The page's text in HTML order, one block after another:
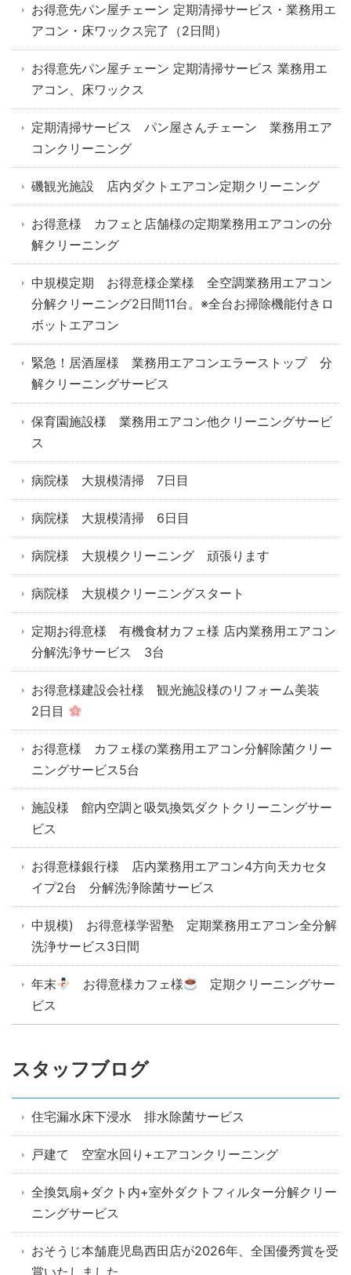
お得意先パン屋チェーン 定期清掃サービス・業務用エ
アコン・床ワックス完了（2日間）
お得意先パン屋チェーン 定期清掃サービス 業務用エ
アコン、床ワックス
定期清掃サービス パン屋さんチェーン 業務用エア
コンクリーニング
磯観光施設 店内ダクトエアコン定期クリーニング
お得意様 カフェと店舗様の定期業務用エアコンの分
解クリーニング
中規模定期 お得意様企業様 全空調業務用エアコン
分解クリーニング2日間11台。※全台お掃除機能付きロ
ボットエアコン
緊急！居酒屋様 業務用エアコンエラーストップ 分
解クリーニングサービス
保育園施設様 業務用エアコン他クリーニングサービ
ス
病院様 大規模清掃 7日目
病院様 大規模清掃 6日目
病院様 大規模クリーニング 頑張ります
病院様 大規模クリーニングスタート
定期お得意様 有機食材カフェ様 店内業務用エアコン
分解洗浄サービス 3台
お得意様建設会社様 観光施設様のリフォーム美装
2日目
お得意様 カフェ様の業務用エアコン分解除菌クリー
ニングサービス5台
施設様 館内空調と吸気換気ダクトクリーニングサー
ビス
お得意様銀行様 店内業務用エアコン4方向天カセタ
イプ2台 分解洗浄除菌サービス
中規模) お得意様学習塾 定期業務用エアコン全分解
洗浄サービス3日間
年末 お得意様カフェ様
定期クリーニングサー
ビス
スタッフブログ
住宅漏水床下浸水 排水除菌サービス
戸建て 空室水回り+エアコンクリーニング
全換気扇+ダクト内+室外ダクトフィルター分解クリー
ニングサービス
おそうじ本舗鹿児島西田店が2026年、全国優秀賞を受